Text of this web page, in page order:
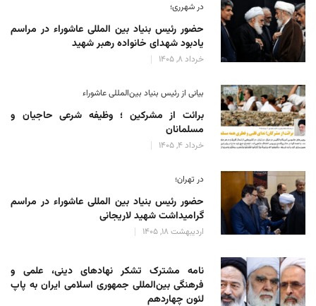
در شهرری؛
حضور رئیس بنیاد بین المللی عاشوراء در مراسم
یادبود شهدای خانواده رهبر شهید
خرداد 8, 1405
بیانی از رئیس بنیاد بین‌المللی عاشوراء
برائت از مشرکین ؛ وظیفه شرعی حاجیان و
مسلمانان
خرداد 4, 1405
در تهران؛
حضور رئیس بنیاد بین المللی عاشوراء در مراسم
گرامیداشت شهید لاریجانی
اردیبهشت 18, 1405
نامه مشترک تشکر نهادهای دینی، علمی و
فرهنگی بین‌المللی جمهوری اسلامی ایران به پاپ
لئون چهاردهم